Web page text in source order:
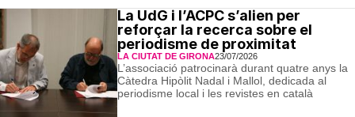
La UdG i l’ACPC s’alien per
reforçar la recerca sobre el
periodisme de proximitat
LA CIUTAT DE GIRONA23/07/2026
L’associació patrocinarà durant quatre anys la
Càtedra Hipòlit Nadal i Mallol, dedicada al
periodisme local i les revistes en català